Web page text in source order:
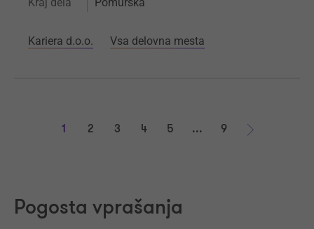
Kariera d.o.o. Vsa delovna mesta
1 2 3 4 5 ...
9
Pogosta vprašanja